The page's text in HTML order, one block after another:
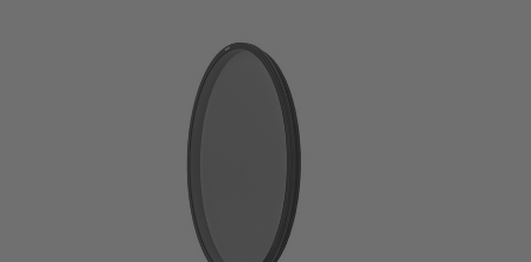
E-post:
kundeservice@japanphoto.no